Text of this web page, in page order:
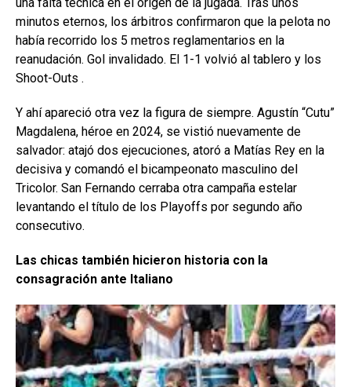
minutos eternos, los árbitros confirmaron que la pelota no
había recorrido los 5 metros reglamentarios en la
reanudación. Gol invalidado. El 1-1 volvió al tablero y los
Shoot-Outs .
Y ahí apareció otra vez la figura de siempre. Agustín “Cutu”
Magdalena, héroe en 2024, se vistió nuevamente de
salvador: atajó dos ejecuciones, atoró a Matías Rey en la
decisiva y comandó el bicampeonato masculino del
Tricolor. San Fernando cerraba otra campaña estelar
levantando el título de los Playoffs por segundo año
consecutivo.
Las chicas también hicieron historia con la
consagración ante Italiano